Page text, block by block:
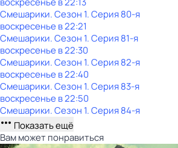
Смешарики. Сезон 1. Серия 80-я
воскресенье в22:21
Смешарики. Сезон 1. Серия 81-я
воскресенье в22:30
Смешарики. Сезон 1. Серия 82-я
воскресенье в22:40
Смешарики. Сезон 1. Серия 83-я
воскресенье в22:50
Смешарики. Сезон 1. Серия 84-я
Показать ещё
Вам может понравиться